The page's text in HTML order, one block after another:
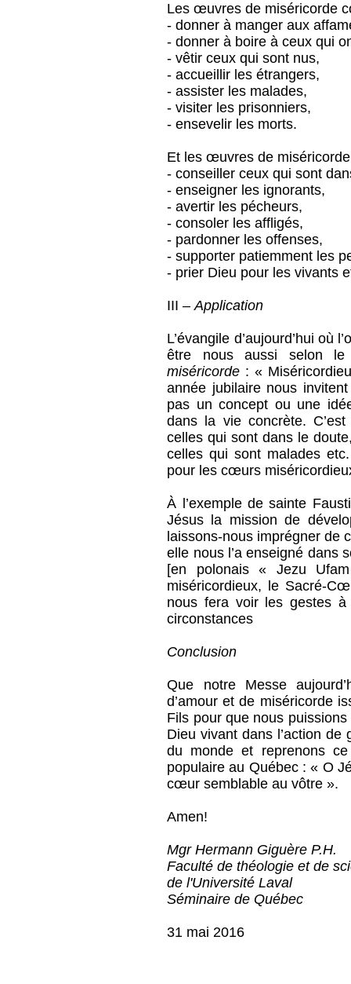
Les œuvres de miséricorde
- donner à manger aux
- donner à boire à ceux qui
- vêtir ceux qui sont nus,
- accueillir les étrangers,
- assister les malades,
- visiter les prisonniers,
- ensevelir les morts.
Et les œuvres de
- conseiller ceux qui sont
- enseigner les ignorants,
- avertir les pécheurs,
- consoler les affligés,
- pardonner les offenses,
- supporter patiemment les
- prier Dieu pour les vivants
III –Application
L’évangile d’aujourd’hui où
être nous aussi selon
miséricorde : «
année jubilaire nous
pas un concept ou une
dans la vie concrète.
celles qui sont dans le
celles qui sont malades
pour les cœurs
À l’exemple de sainte
Jésus la mission de
laissons-nous imprégner de
elle nous l’a enseigné dans
[en polonais « Jezu
miséricordieux, le Sacré-
nous fera voir les gestes
circonstances
Conclusion
Que notre Messe
d’amour et de miséricorde
Fils pour que nous
Dieu vivant dans l’action
du monde et reprenons
populaire au Québec : « O
cœur semblable au vôtre ».
Amen!
Mgr Hermann Giguère P.H.
Faculté de théologie et de
de l'Université Laval
Séminaire de Québec
31 mai 2016